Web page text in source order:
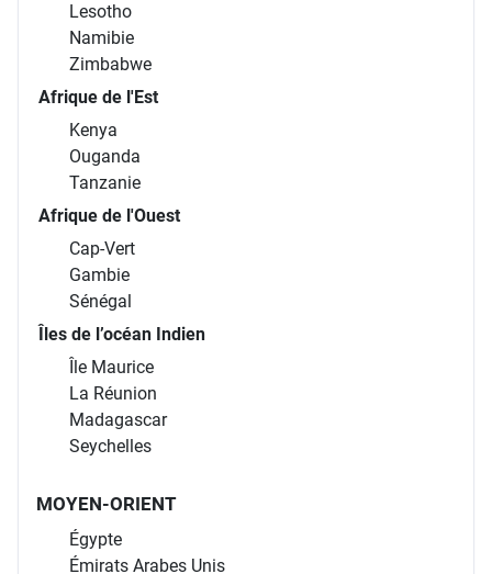
Lesotho
Namibie
Zimbabwe
Afrique de l'Est
Kenya
Ouganda
Tanzanie
Afrique de l'Ouest
Cap-Vert
Gambie
Sénégal
Îles de l’océan Indien
Île Maurice
La Réunion
Madagascar
Seychelles
MOYEN-ORIENT
Égypte
Émirats Arabes Unis